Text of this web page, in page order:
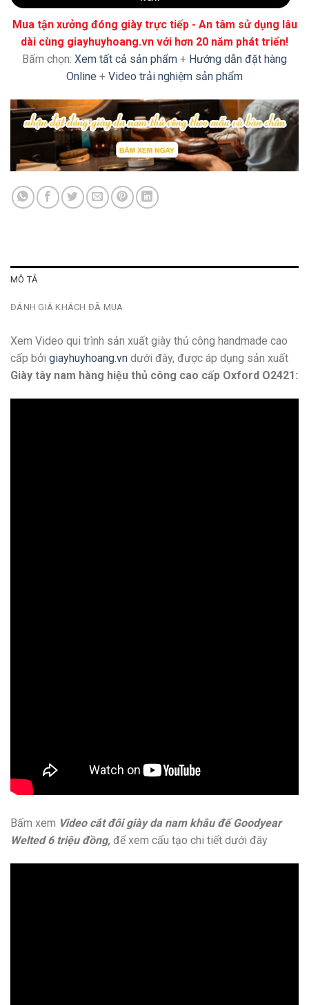
Mua tận xưởng đóng giày trực tiếp - An tâm sử dụng lâu
dài cùng giayhuyhoang.vn với hơn 20 năm phát triển!
Bấm chọn: Xem tất cả sản phẩm + Hướng dẫn đặt hàng
Online + Video trải nghiệm sản phẩm
MÔ TẢ
ĐÁNH GIÁ KHÁCH ĐÃ MUA
Xem Video qui trình sản xuất giày thủ công handmade cao
cấp bởi giayhuyhoang.vn dưới đây, được áp dụng sản xuất
Giày tây nam hàng hiệu thủ công cao cấp Oxford O2421:
Bấm xem Video cắt đôi giày da nam khâu đế Goodyear
Welted 6 triệu đồng, để xem cấu tạo chi tiết dưới đây